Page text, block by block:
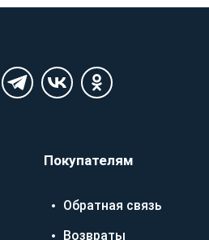
Покупателям
Обратная связь
Возвраты